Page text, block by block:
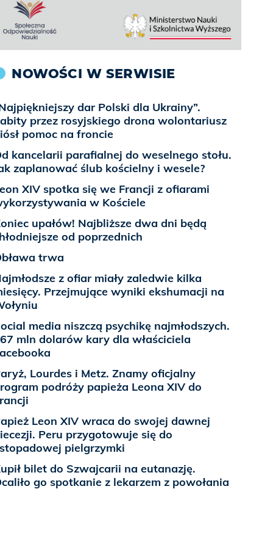
NOWOŚCI W SERWISIE
dar Polski dla Ukrainy”.
przez rosyjskiego drona wolontariusz
pomoc na froncie
kancelarii parafialnej do weselnego stołu.
zaplanować ślub kościelny i wesele?
XIV spotka się we Francji z ofiarami
w Kościele
upałów! Najbliższe dwa dni będą
od poprzednich
trwa
z ofiar miały zaledwie kilka
Przejmujące wyniki ekshumacji na
media niszczą psychikę najmłodszych.
mln dolarów kary dla właściciela
Lourdes i Metz. Znamy oficjalny
podróży papieża Leona XIV do
Leon XIV wraca do swojej dawnej
Peru przygotowuje się do
pielgrzymki
bilet do Szwajcarii na eutanazję.
go spotkanie z lekarzem z powołania